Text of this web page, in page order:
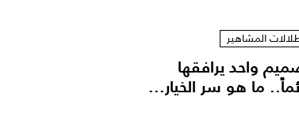
المشاهير
واحد يرافقها
ما هو سر الخيار...